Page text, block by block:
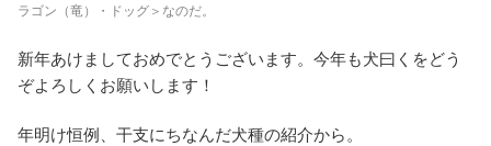
ラゴン（竜）・ドッグ＞なのだ。
新年あけましておめでとうございます。今年も犬曰くをどう
ぞよろしくお願いします！
年明け恒例、干支にちなんだ犬種の紹介から。